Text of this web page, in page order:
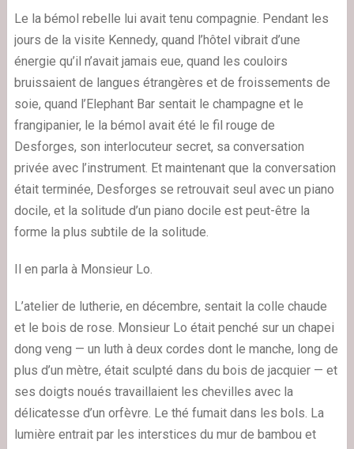
Le la bémol rebelle lui avait tenu compagnie. Pendant les
jours de la visite Kennedy, quand l’hôtel vibrait d’une
énergie qu’il n’avait jamais eue, quand les couloirs
bruissaient de langues étrangères et de froissements de
soie, quand l’Elephant Bar sentait le champagne et le
frangipanier, le la bémol avait été le fil rouge de
Desforges, son interlocuteur secret, sa conversation
privée avec l’instrument. Et maintenant que la conversation
était terminée, Desforges se retrouvait seul avec un piano
docile, et la solitude d’un piano docile est peut-être la
forme la plus subtile de la solitude.
Il en parla à Monsieur Lo.
L’atelier de lutherie, en décembre, sentait la colle chaude
et le bois de rose. Monsieur Lo était penché sur un chapei
dong veng — un luth à deux cordes dont le manche, long de
plus d’un mètre, était sculpté dans du bois de jacquier — et
ses doigts noués travaillaient les chevilles avec la
délicatesse d’un orfèvre. Le thé fumait dans les bols. La
lumière entrait par les interstices du mur de bambou et